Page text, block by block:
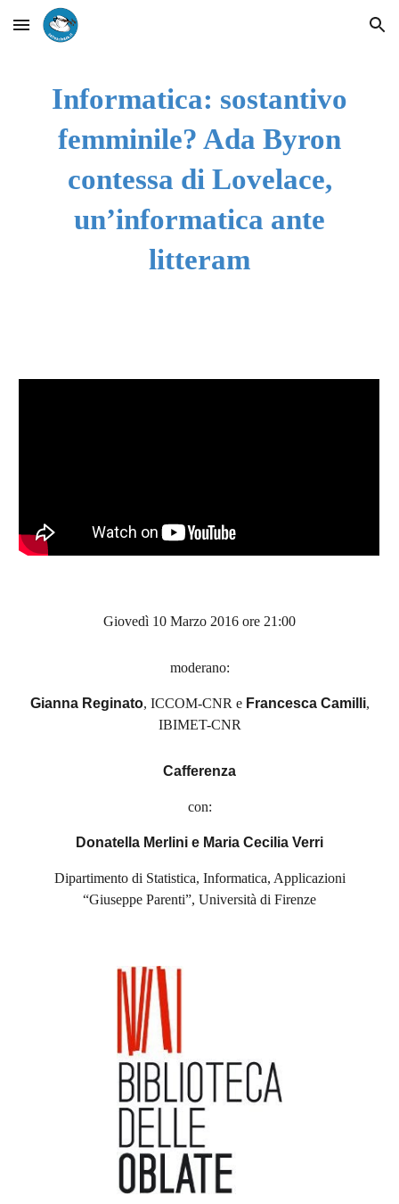
Skip to main content Skip to navigation
Informatica: sostantivo
femminile? Ada Byron
contessa di Lovelace,
un’informatica ante
litteram
Giovedì 10 Marzo 2016 ore 21:00
moderano:
Gianna Reginato, ICCOM-CNR e Francesca Camilli,
IBIMET-CNR
Cafferenza
con:
Donatella Merlini e Maria Cecilia Verri
Dipartimento di Statistica, Informatica, Applicazioni
“Giuseppe Parenti”, Università di Firenze